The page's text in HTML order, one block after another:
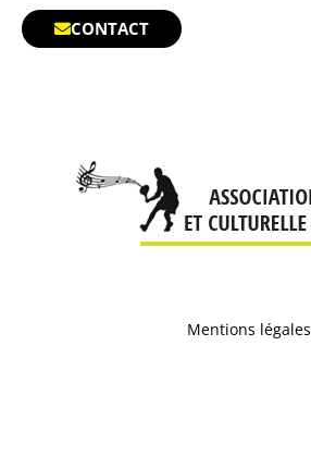
CONTACT
Mentions légales